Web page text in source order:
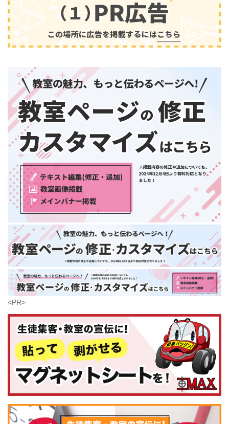
兵庫県
奈良県
和歌山県
中国・四国
岡山県
広島県
山口県
徳島県
香川県
愛媛県
高知県
九州・沖縄
福岡県
佐賀県
長崎県
熊本県
大分県
宮崎県
鹿児島県
沖縄県
音楽 (2413)
芸術 (179)
コンピュータ・科学(441)
<PR>